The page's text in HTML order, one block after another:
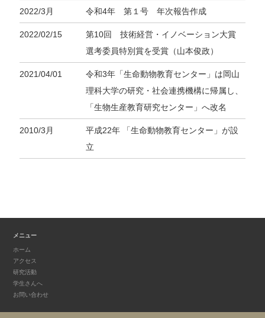
2022/3月 令和4年 第１号 年次報告作成
2022/02/15
第10回 技術経営・イノベーション大賞
選考委員特別賞を受賞（山本俊政）
2021/04/01
令和3年「生命動物教育センター」は岡山
理科大学の研究・社会連携機構に帰属し、
「生物生産教育研究センター」へ改名
2010/3月
平成22年 「生命動物教育センター」が設
立
メニュー
ホーム
アクセス
研究活動
学生さんへ
お問い合わせ